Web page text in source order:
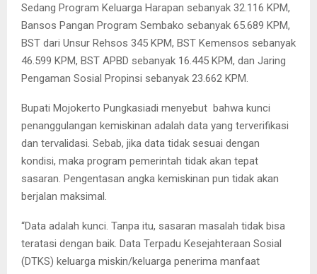
Sedang Program Keluarga Harapan sebanyak 32.116 KPM,
Bansos Pangan Program Sembako sebanyak 65.689 KPM,
BST dari Unsur Rehsos 345 KPM, BST Kemensos sebanyak
46.599 KPM, BST APBD sebanyak 16.445 KPM, dan Jaring
Pengaman Sosial Propinsi sebanyak 23.662 KPM.
Bupati Mojokerto Pungkasiadi menyebut bahwa kunci
penanggulangan kemiskinan adalah data yang terverifikasi
dan tervalidasi. Sebab, jika data tidak sesuai dengan
kondisi, maka program pemerintah tidak akan tepat
sasaran. Pengentasan angka kemiskinan pun tidak akan
berjalan maksimal.
“Data adalah kunci. Tanpa itu, sasaran masalah tidak bisa
teratasi dengan baik. Data Terpadu Kesejahteraan Sosial
(DTKS) keluarga miskin/keluarga penerima manfaat